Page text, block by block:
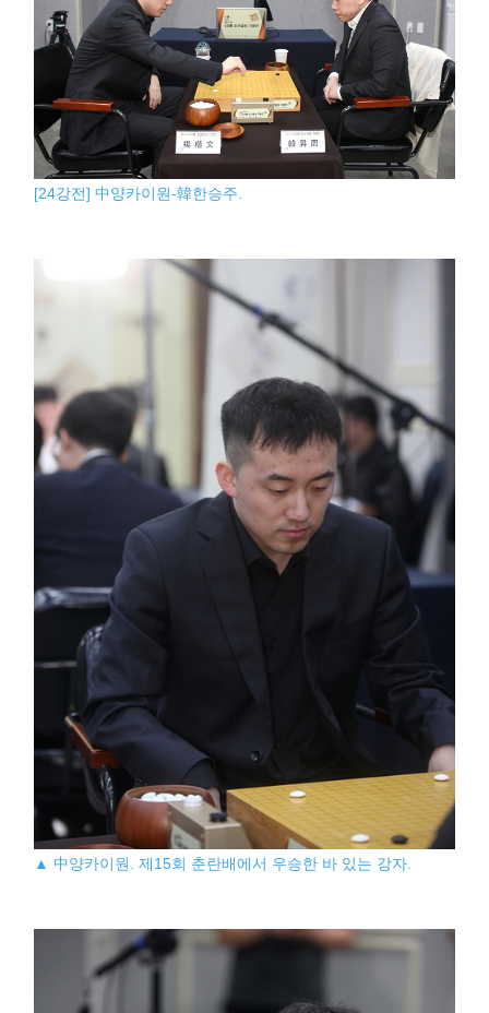
[24강전] 中양카이원-韓한승주.
▲ 中양카이원. 제15회 춘란배에서 우승한 바 있는 강자.